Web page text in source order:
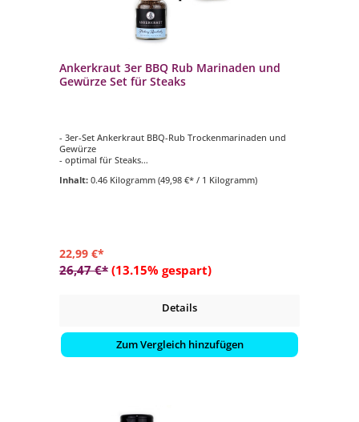
Ankerkraut 3er BBQ Rub Marinaden und
Gewürze Set für Steaks
- 3er-Set Ankerkraut BBQ-Rub Trockenmarinaden und
Gewürze
- optimal für Steaks
- 1 Streuer Steakpfeffer Hamburg (170 Gramm)
Inhalt: 0.46 Kilogramm (49,98 €* / 1 Kilogramm)
22,99 €*
26,47 €* (13.15% gespart)
Details
Zum Vergleich hinzufügen